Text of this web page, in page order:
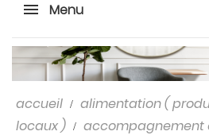
Menu
accueil
alimentation (
locaux )
accompagnement